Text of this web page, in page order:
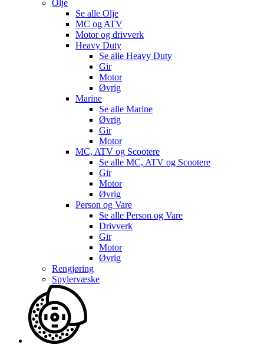
Olje
Se alle Olje
MC og ATV
Motor og drivverk
Heavy Duty
Se alle Heavy Duty
Gir
Motor
Øvrig
Marine
Se alle Marine
Øvrig
Gir
Motor
MC, ATV og Scootere
Se alle MC, ATV og Scootere
Gir
Motor
Øvrig
Person og Vare
Se alle Person og Vare
Drivverk
Gir
Motor
Øvrig
Rengjøring
Spylervæske